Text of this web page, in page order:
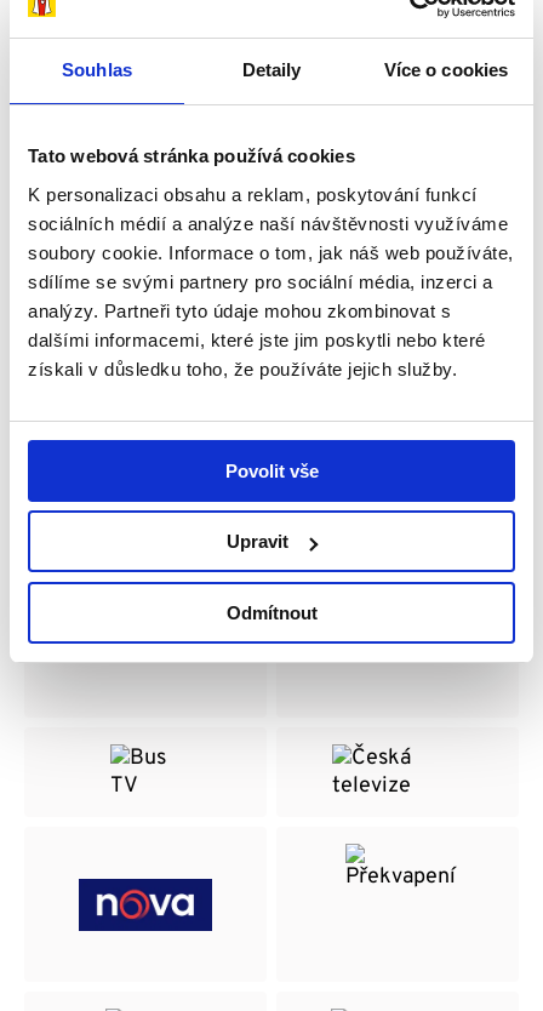
Souhlas Detaily Více o cookies
Tato webová stránka používá cookies
K personalizaci obsahu a reklam, poskytování funkcí
sociálních médií a analýze naší návštěvnosti využíváme
soubory cookie. Informace o tom, jak náš web používáte,
sdílíme se svými partnery pro sociální média, inzerci a
analýzy. Partneři tyto údaje mohou zkombinovat s
dalšími informacemi, které jste jim poskytli nebo které
získali v důsledku toho, že používáte jejich služby.
Povolit vše
Upravit
Odmítnout
1. června 2026
Refresher
Mediální partneři
Společnosti, které nám poskytují své mediální a
Děkujeme!